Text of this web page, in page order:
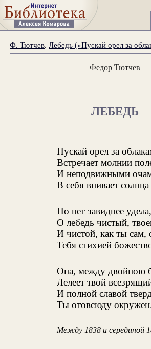
Ф. Тютчев.Лебедь («Пускай орел за
Федор Тютчев
ЛЕБЕДЬ
Пускай орел за
Встречает молнии
И неподвижными
В себя впивает солнца
Но нет завиднее удела,
О лебедь чистый,
И чистой, как ты сам,
Тебя стихией
Она, между двойною
Лелеет твой
И полной славой
Ты отовсюду
Между 1838 и серединой